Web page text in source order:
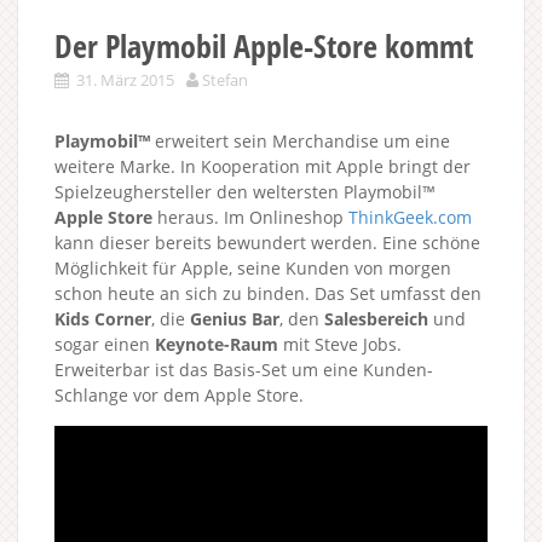
Der Playmobil Apple-Store kommt
31. März 2015 Stefan
Playmobil™ erweitert sein Merchandise um eine
weitere Marke. In Kooperation mit Apple bringt der
Spielzeughersteller den weltersten Playmobil™
Apple Store heraus. Im Onlineshop ThinkGeek.com
kann dieser bereits bewundert werden. Eine schöne
Möglichkeit für Apple, seine Kunden von morgen
schon heute an sich zu binden. Das Set umfasst den
Kids Corner, die Genius Bar, den Salesbereich und
sogar einen Keynote-Raum mit Steve Jobs.
Erweiterbar ist das Basis-Set um eine Kunden-
Schlange vor dem Apple Store.